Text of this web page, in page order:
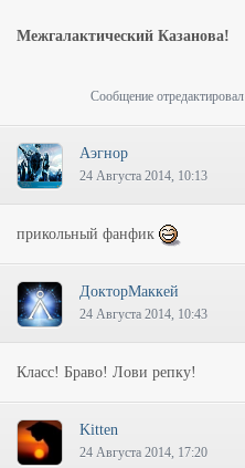
Межгалактический Казанова!
Сообщение отредактировал
Аэгнор
24 Августа 2014, 10:13
прикольный фанфик
ДокторМаккей
24 Августа 2014, 10:43
Класс! Браво! Лови репку!
Kitten
24 Августа 2014, 17:20